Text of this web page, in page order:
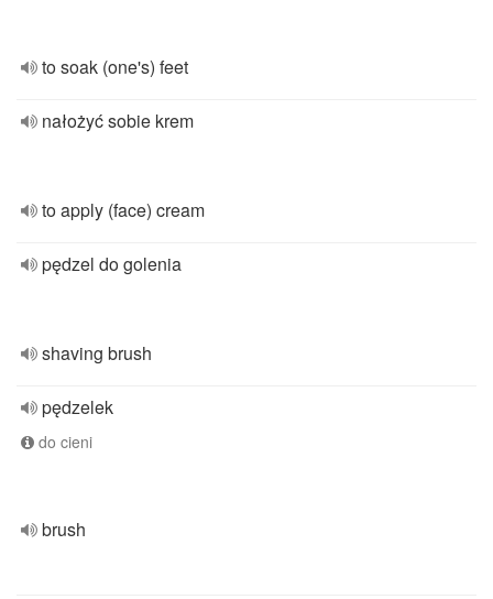
to soak (one's) feet
nałożyć sobie krem
to apply (face) cream
pędzel do golenia
shaving brush
pędzelek
do cieni
brush